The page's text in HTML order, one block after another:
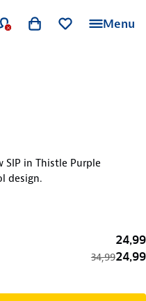
Menu
in Thistle Purple
design.
24,99
34,9924,99